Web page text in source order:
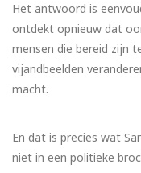
Het antwoord is
ontdekt opnieuw dat
mensen die bereid zijn
vijandbeelden
macht.
En dat is precies wat
niet in een politieke